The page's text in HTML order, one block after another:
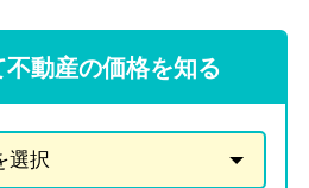
動産の価格を知る